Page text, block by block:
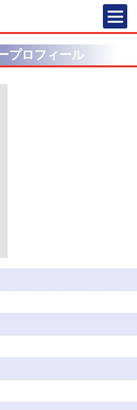
FM HOT
プロフィール